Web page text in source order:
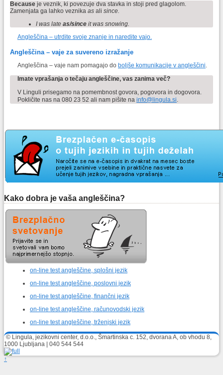
Because je veznik, ki povezuje dva stavka in stoji pred glagolom.
Zamenjata ga lahko veznika as ali since.
I was late as/since it was snowing.
Angleščina – utrdite svoje znanje in naredite vajo.
Angleščina – vaje za suvereno izražanje
Angleščina – vaje nam pomagajo do boljše komunikacije v angleščini.
Imate vprašanja o tečaju angleščine, vas zanima več?
V Linguli prisegamo na pomembnost govora, pogovora in dogovora.
Pokličite nas na 080 23 52 ali nam pišite na info@lingula.si.
Kako dobra je vaša angleščina?
on-line test angleščine, splošni jezik
on-line test angleščine, poslovni jezik
on-line test angleščine, finančni jezik
on-line test angleščine, računovodski jezik
on-line test angleščine, trženjski jezik
© Lingula, jezikovni center, d.o.o., Šmartinska c. 152, dvorana A, ob vhodu 8,
1000 Ljubljana | 040 544 544
↑